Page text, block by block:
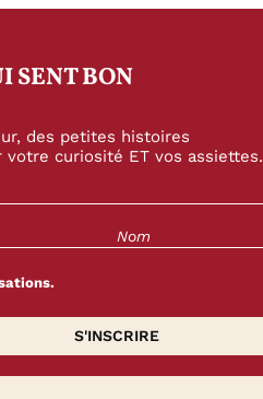
SENT BON
des petites histoires
curiosité ET vos assiettes.